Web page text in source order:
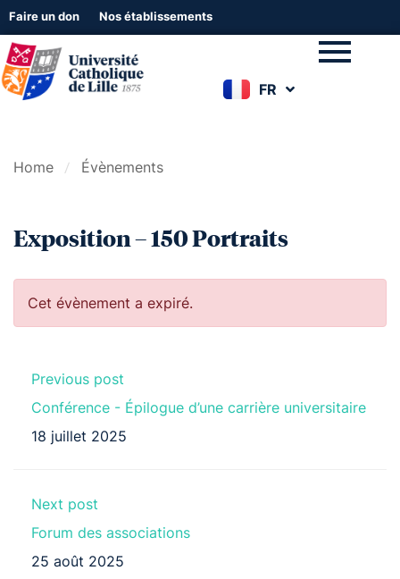
Faire un don Nos établissements
FR
EN
Home Évènements
Exposition – 150 Portraits
Cet évènement a expiré.
Previous post
Conférence - Épilogue d’une carrière universitaire
18 juillet 2025
Next post
Forum des associations
25 août 2025